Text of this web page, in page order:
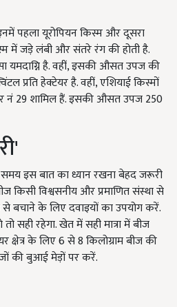
पहला यूरोपियन किस्म और दूसरा
में जड़े लंबी और संतरे रंग की होती है.
यमदाग्नि है. वहीं, इसकी औसत उपज की
प्रति हेक्टेयर है. वहीं, एशियाई किस्मों
नं 29 शामिल हैं. इसकी औसत उपज 250
इस बात का ध्यान रखना बेहद जरूरी
किसी विश्वसनीय और प्रमाणित संस्था से
से बचाने के लिए दवाइयों का उपयोग करें.
सही रहेगा. खेत में सही मात्रा में बीज
क्षेत्र के लिए 6 से 8 किलोग्राम बीज की
की बुआई मेड़ों पर करें.